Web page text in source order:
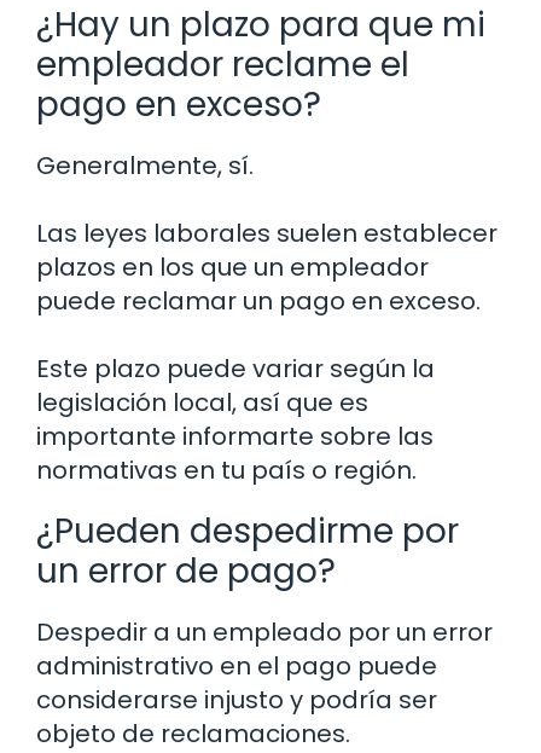
¿Hay un plazo para que mi
empleador reclame el
pago en exceso?
Generalmente, sí.
Las leyes laborales suelen establecer
plazos en los que un empleador
puede reclamar un pago en exceso.
Este plazo puede variar según la
legislación local, así que es
importante informarte sobre las
normativas en tu país o región.
¿Pueden despedirme por
un error de pago?
Despedir a un empleado por un error
administrativo en el pago puede
considerarse injusto y podría ser
objeto de reclamaciones.